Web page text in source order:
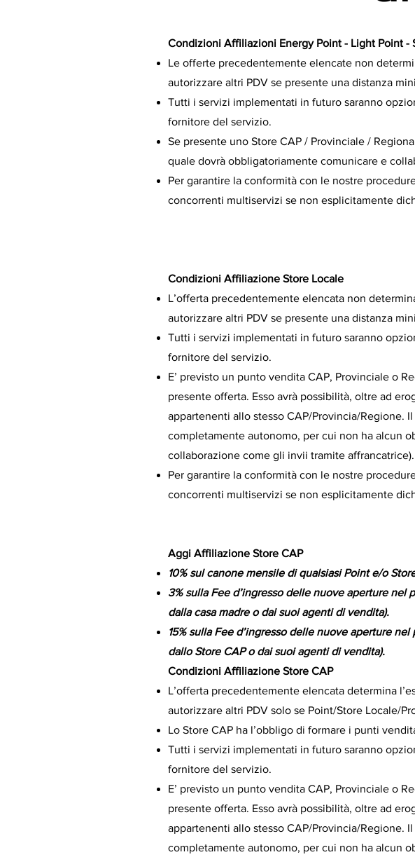
Condizioni Affiliazioni Energy Point - Light Point -
Le offerte precedentemente elencate non
autorizzare altri PDV se presente una distanza
Tutti i servizi implementati in futuro saranno
fornitore del servizio.
Se presente uno Store CAP / Provinciale /
quale dovrà obbligatoriamente comunicare e
Per garantire la conformità con le nostre
concorrenti multiservizi se non esplicitamente
Condizioni Affiliazione Store Locale
L’offerta precedentemente elencata non
autorizzare altri PDV se presente una distanza
Tutti i servizi implementati in futuro saranno
fornitore del servizio.
E’ previsto un punto vendita CAP, Provinciale o
presente offerta. Esso avrà possibilità, oltre ad
appartenenti allo stesso CAP/Provincia/Regione.
completamente autonomo, per cui non ha alcun
collaborazione come gli invii tramite affrancatrice).
Per garantire la conformità con le nostre
concorrenti multiservizi se non esplicitamente
Aggi Affiliazione Store CAP
10% sul canone mensile di qualsiasi Point e/o
3% sulla Fee d’ingresso delle nuove aperture
dalla casa madre o dai suoi agenti di vendita).
15% sulla Fee d’ingresso delle nuove aperture
dallo Store CAP o dai suoi agenti di vendita).
Condizioni Affiliazione Store CAP
L’offerta precedentemente elencata determina
autorizzare altri PDV solo se Point/Store Locale/
Lo Store CAP ha l’obbligo di formare i punti
Tutti i servizi implementati in futuro saranno
fornitore del servizio.
E’ previsto un punto vendita CAP, Provinciale o
presente offerta. Esso avrà possibilità, oltre ad
appartenenti allo stesso CAP/Provincia/Regione.
completamente autonomo, per cui non ha alcun